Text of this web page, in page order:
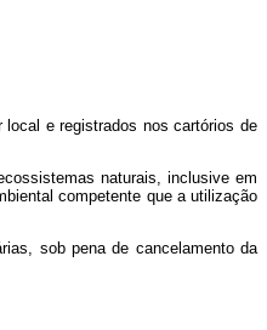
e registrados nos cartórios de
naturais, inclusive em
competente que a utilização
sob pena de cancelamento da